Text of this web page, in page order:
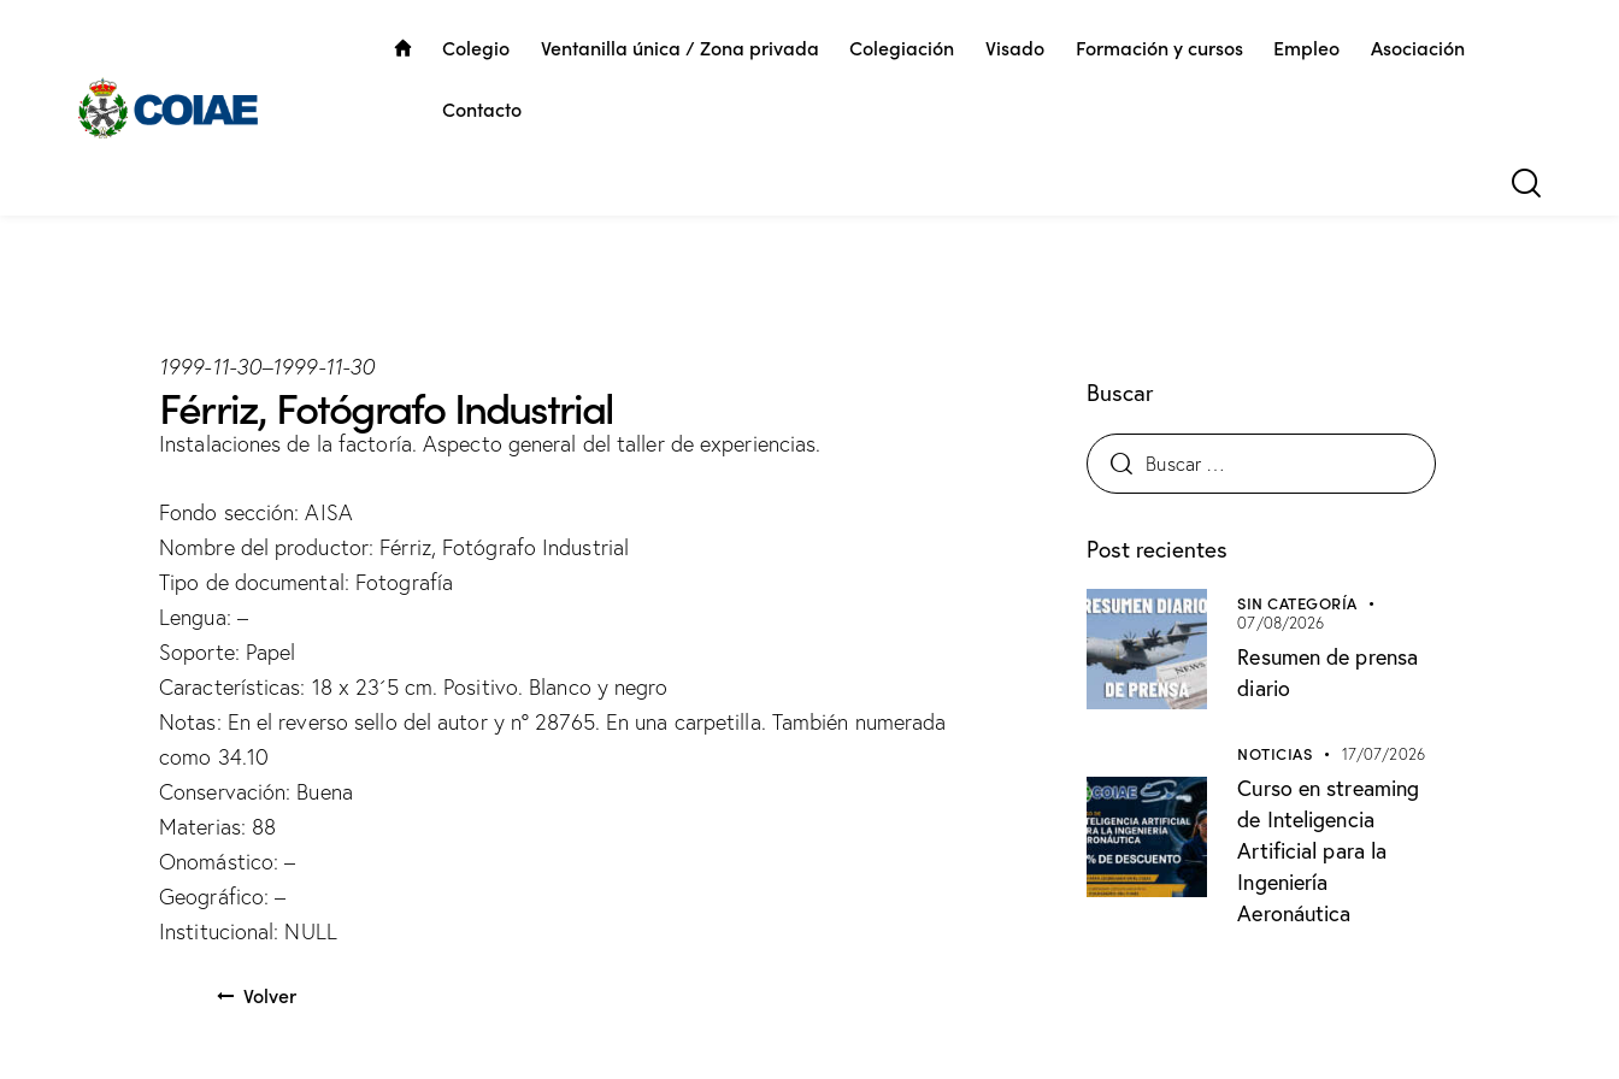
Colegio Ventanilla única / Zona privada Colegiación Visado Formación y cursos Empleo Asociación
Contacto
1999-11-30–1999-11-30
Férriz, Fotógrafo Industrial
Instalaciones de la factoría. Aspecto general del taller de experiencias.
Fondo sección: AISA
Nombre del productor: Férriz, Fotógrafo Industrial
Tipo de documental: Fotografía
Lengua: –
Soporte: Papel
Características: 18 x 23´5 cm. Positivo. Blanco y negro
Notas: En el reverso sello del autor y nº 28765. En una carpetilla. También numerada
como 34.10
Conservación: Buena
Materias: 88
Onomástico: –
Geográfico: –
Institucional: NULL
Volver
Buscar
Post recientes
SIN CATEGORÍA
07/08/2026
Resumen de prensa
diario
NOTICIAS 17/07/2026
Curso en streaming
de Inteligencia
Artificial para la
Ingeniería
Aeronáutica